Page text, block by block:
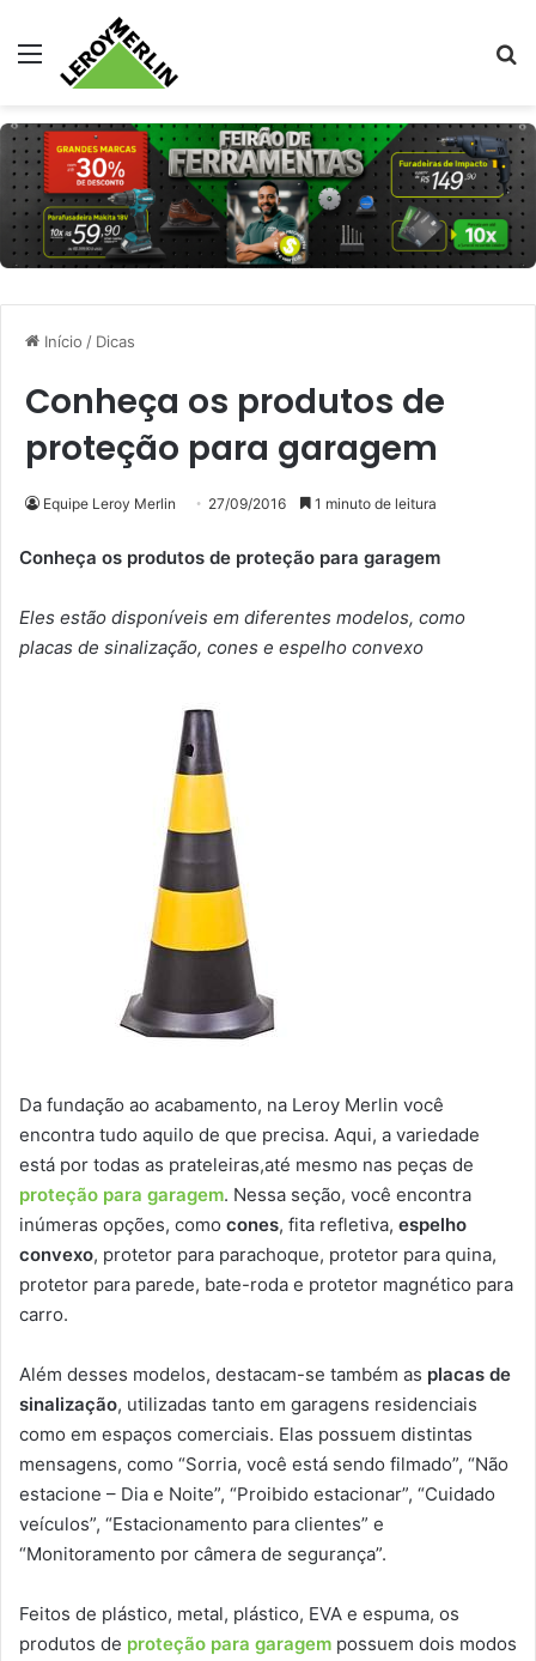
Menu
Início / Dicas
Conheça os produtos de
proteção para garagem
Equipe Leroy Merlin 27/09/2016 1 minuto de leitura
Conheça os produtos de proteção para garagem
Eles estão disponíveis em diferentes modelos, como
placas de sinalização, cones e espelho convexo
Da fundação ao acabamento, na Leroy Merlin você
encontra tudo aquilo de que precisa. Aqui, a variedade
está por todas as prateleiras,até mesmo nas peças de
proteção para garagem. Nessa seção, você encontra
inúmeras opções, como cones, fita refletiva, espelho
convexo, protetor para parachoque, protetor para quina,
protetor para parede, bate-roda e protetor magnético para
carro.
Além desses modelos, destacam-se também as placas de
sinalização, utilizadas tanto em garagens residenciais
como em espaços comerciais. Elas possuem distintas
mensagens, como “Sorria, você está sendo filmado”, “Não
estacione – Dia e Noite”, “Proibido estacionar”, “Cuidado
veículos”, “Estacionamento para clientes” e
“Monitoramento por câmera de segurança”.
Feitos de plástico, metal, plástico, EVA e espuma, os
produtos de proteção para garagem possuem dois modos